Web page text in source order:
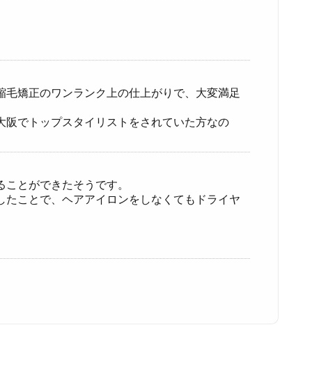
矯正のワンランク上の仕上がりで、大変満足
でトップスタイリストをされていた方なの
とができたそうです。
ことで、ヘアアイロンをしなくてもドライヤ